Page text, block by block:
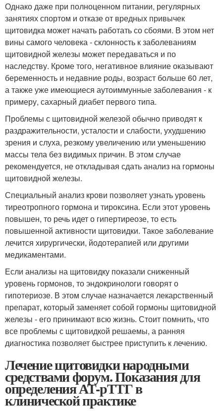
Однако даже при полноценном питании, регулярных
занятиях спортом и отказе от вредных привычек
щитовидка может начать работать со сбоями. В этом нет
вины самого человека - склонность к заболеваниям
щитовидной железы может передаваться и по
наследству. Кроме того, негативное влияние оказывают
беременность и недавние роды, возраст больше 60 лет,
а также уже имеющиеся аутоиммунные заболевания - к
примеру, сахарный диабет первого типа.
Проблемы с щитовидной железой обычно приводят к
раздражительности, усталости и слабости, ухудшению
зрения и слуха, резкому увеличению или уменьшению
массы тела без видимых причин. В этом случае
рекомендуется, не откладывая сдать анализ на гормоны
щитовидной железы.
Специальный анализ крови позволяет узнать уровень
тиреотропного гормона и тироксина. Если этот уровень
повышен, то речь идет о гипертиреозе, то есть
повышенной активности щитовидки. Такое заболевание
лечится хирургически, йодотерапией или другими
медикаментами.
Если анализы на щитовидку показали сниженный
уровень гормонов, то эндокринологи говорят о
гипотериозе. В этом случае назначается лекарственный
препарат, который заменяет собой гормоны щитовидной
железы - его принимают всю жизнь. Стоит помнить, что
все проблемы с щитовидкой решаемы, а ранняя
диагностика позволяет быстрее приступить к лечению.
Лечение щитовидки народными
средствами форум. Показания для
определения АТ-рТТГ в
клинической практике